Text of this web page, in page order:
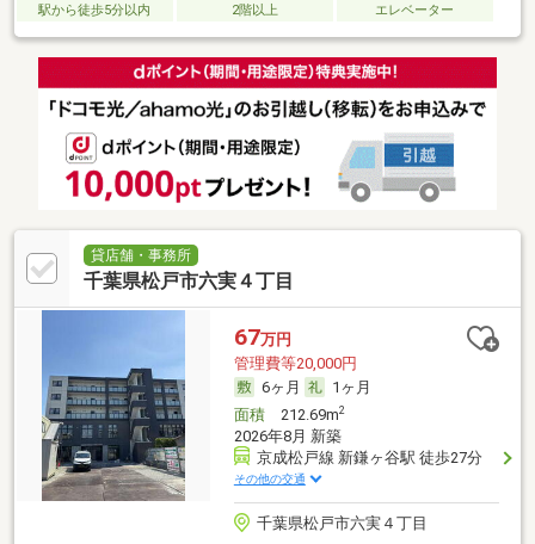
駅から徒歩5分以内 2階以上 エレベーター
貸店舗・事務所
千葉県松戸市六実４丁目
67万円
管理費等20,000円
6ヶ月
1ヶ月
面積212.69m2
2026年8月 新築
京成松戸線 新鎌ヶ谷駅 徒歩27分
その他の交通
千葉県松戸市六実４丁目